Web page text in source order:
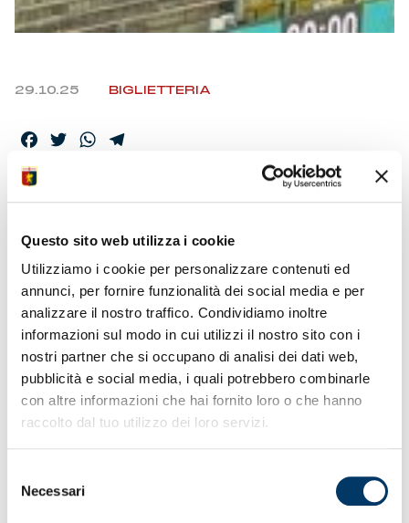
Questo sito web utilizza i cookie
Utilizziamo i cookie per personalizzare contenuti ed
annunci, per fornire funzionalità dei social media e per
analizzare il nostro traffico. Condividiamo inoltre
informazioni sul modo in cui utilizzi il nostro sito con i
nostri partner che si occupano di analisi dei dati web,
pubblicità e social media, i quali potrebbero combinarle
con altre informazioni che hai fornito loro o che hanno
raccolto dal tuo utilizzo dei loro servizi.
delNecessari
Isolani x Genoa
29.10.25 BIGLIETTERIA
Facebook
TwitterWhatsApp
PREVENDITA E INFO
Prende il via alle ore 15 di oggi la prevendita Settore Ospiti
per la partita Sassuolo-Genoa, valida per la 10ma di
campionato e in programma lunedì 3 novembre, al Mapei
Stadium, con inizio alle 18:30.
I tagliandi Settore Ospiti “Tribuna Nord”, reperibili al link
https://ticket.sassuolocalcio.it/e nelle ricevitorie autorizzate
servizio cambio nominativo.